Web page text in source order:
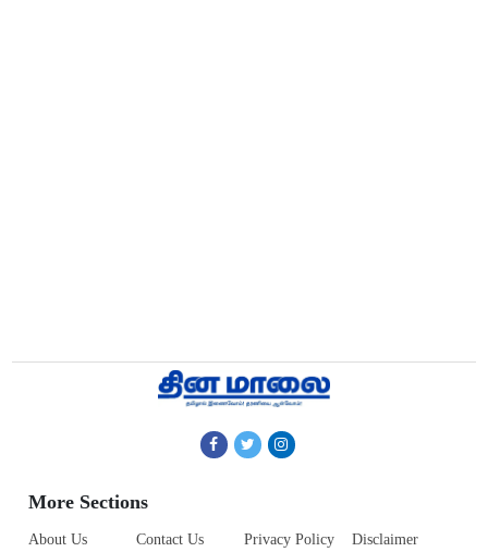
More Sections
About Us Contact Us Privacy Policy Disclaimer